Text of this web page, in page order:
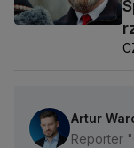
Artur
Reporter